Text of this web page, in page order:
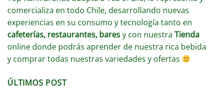
comercializa en todo Chile, desarrollando nuevas
experiencias en su consumo y tecnología tanto en
cafeterías, restaurantes, baresy con nuestra Tienda
online donde podrás aprender de nuestra rica bebida
y comprar todas nuestras variedades y ofertas
ÚLTIMOS POST